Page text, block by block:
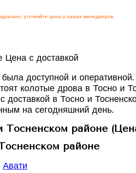
уточняйте цены у наших менеджеров.
доступной и
колотые дрова в Тосно и
в Тосно и
на сегодняшний день.
Тосненском районе
районе
Авати